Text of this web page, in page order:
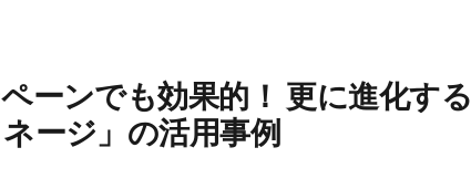
ーンでも効果的！ 更に進化する
ージ」の活用事例